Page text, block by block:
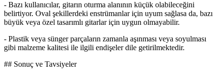
- Bazı kullanıcılar, gitarın oturma alanının küçük olabileceğini
belirtiyor. Oval şekillerdeki enstrümanlar için uyum sağlasa da, bazı
büyük veya özel tasarımlı gitarlar için uygun olmayabilir.
- Plastik veya sünger parçaların zamanla aşınması veya soyulması
gibi malzeme kalitesi ile ilgili endişeler dile getirilmektedir.
## Sonuç ve Tavsiyeler